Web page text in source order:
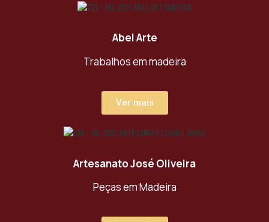
Abel Arte
Trabalhos em madeira
Ver mais
Artesanato José Oliveira
Peças em Madeira